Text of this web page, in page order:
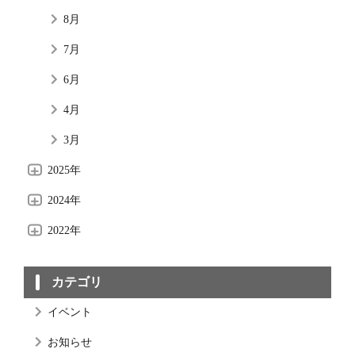
8月
7月
6月
4月
3月
2025年
10月
5月
3月
2024年
12月
9月
6月
2022年
カテゴリ
イベント
お知らせ